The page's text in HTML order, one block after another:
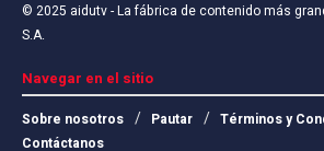
© 2025 aidutv- La fábrica de contenido más
S.A.
Navegar en el sitio
Sobre nosotros Pautar
Términos y
Contáctanos